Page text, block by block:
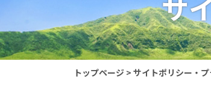
トップページ > サイトポリシー・